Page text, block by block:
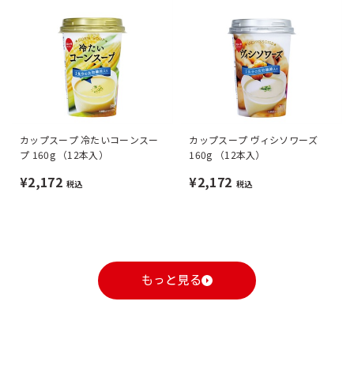
カップスープ 冷たいコーンスー
プ 160g （12本入）
¥2,172 税込
カップスープ ヴィシソワーズ
160g （12本入）
¥2,172 税込
もっと見る